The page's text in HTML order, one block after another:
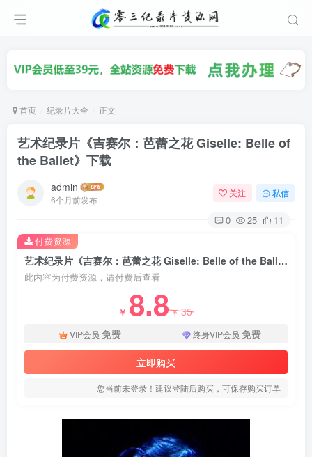
首页 纪录片大全 正文
艺术纪录片《吉赛尔：芭蕾之花 Giselle: Belle of
the Ballet》下载
admin
6个月前发布
关注 私信
0 25 11
艺术纪录片《吉赛尔：芭蕾之花 Giselle: Belle of the Ballet》下载
此内容为付费资源，请付费后查看
￥ 8.8￥35
VIP会员 免费 终身VIP会员 免费
立即购买
您当前未登录！建议登陆后购买，可保存购买订单
付费资源